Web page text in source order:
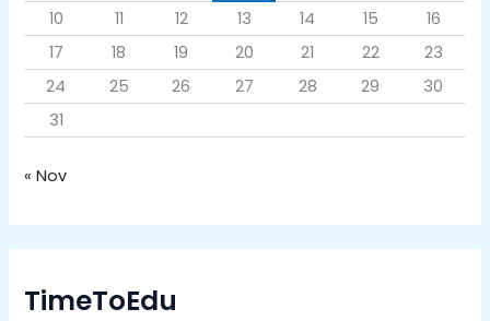
10
11 12 13 14 15
16
17
18 19 20 21 22
23
24
25 26 27 28 29
30
31
« Nov
TimeToEdu